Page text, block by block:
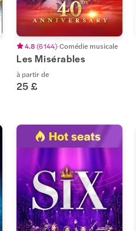
4.8(6 144) Comédie musicale
Les Misérables
à partir de
25 £